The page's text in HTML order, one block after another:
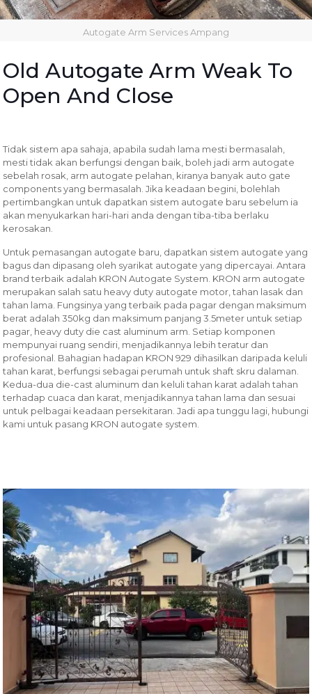
Autogate Arm Services Ampang
Old Autogate Arm Weak To
Open And Close
Tidak sistem apa sahaja, apabila sudah lama mesti bermasalah,
mesti tidak akan berfungsi dengan baik, boleh jadi arm autogate
sebelah rosak, arm autogate pelahan, kiranya banyak auto gate
components yang bermasalah. Jika keadaan begini, bolehlah
pertimbangkan untuk dapatkan sistem autogate baru sebelum ia
akan menyukarkan hari-hari anda dengan tiba-tiba berlaku
kerosakan.
Untuk pemasangan autogate baru, dapatkan sistem autogate yang
bagus dan dipasang oleh syarikat autogate yang dipercayai. Antara
brand terbaik adalah KRON Autogate System. KRON arm autogate
merupakan salah satu heavy duty autogate motor, tahan lasak dan
tahan lama. Fungsinya yang terbaik pada pagar dengan maksimum
berat adalah 350kg dan maksimum panjang 3.5meter untuk setiap
pagar, heavy duty die cast aluminum arm. Setiap komponen
mempunyai ruang sendiri, menjadikannya lebih teratur dan
profesional. Bahagian hadapan KRON 929 dihasilkan daripada keluli
tahan karat, berfungsi sebagai perumah untuk shaft skru dalaman.
Kedua-dua die-cast aluminum dan keluli tahan karat adalah tahan
terhadap cuaca dan karat, menjadikannya tahan lama dan sesuai
untuk pelbagai keadaan persekitaran. Jadi apa tunggu lagi, hubungi
kami untuk pasang KRON autogate system.